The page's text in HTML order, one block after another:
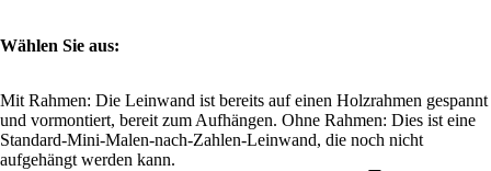
Wählen Sie aus:
Mit Rahmen: Die Leinwand ist bereits auf einen Holzrahmen gespannt
und vormontiert, bereit zum Aufhängen. Ohne Rahmen: Dies ist eine
Standard-Mini-Malen-nach-Zahlen-Leinwand, die noch nicht
aufgehängt werden kann.